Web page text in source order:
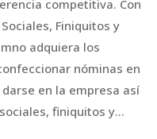
competitiva. Con
Finiquitos y
adquiera los
nóminas en
en la empresa así
finiquitos y…